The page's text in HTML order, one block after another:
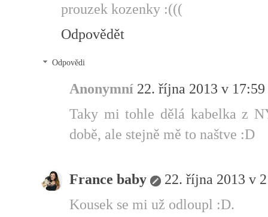
prouzek kozenky :(((
Odpovědět
Odpovědi
Anonymní 22. října 2013 v 17:59
Taky mi tohle dělá kabelka z
době, ale stejně mě to naštve :D
France baby
22. října 2013 v
Kousek se mi už odloupl :D.